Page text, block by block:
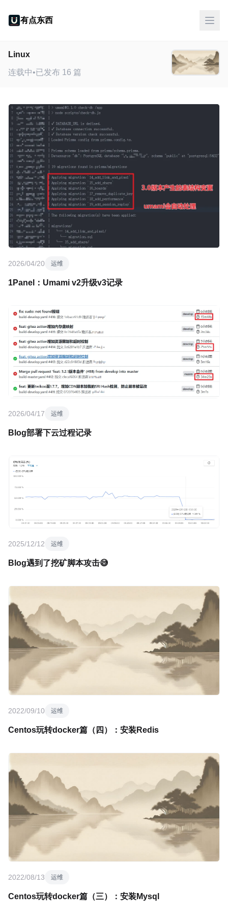
有点东西
Linux
连载中•已发布 16 篇
2026/04/20 运维
1Panel：Umami v2升级v3记录
2026/04/17 运维
Blog部署下云过程记录
2025/12/12 运维
Blog遇到了挖矿脚本攻击😅
2022/09/10 运维
Centos玩转docker篇（四）：安装Redis
2022/08/13 运维
Centos玩转docker篇（三）：安装Mysql